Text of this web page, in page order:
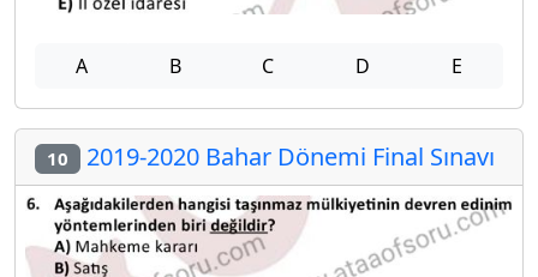
A B C D E
10 2019-2020 Bahar Dönemi Final Sınavı